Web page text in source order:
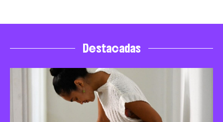
Destacadas